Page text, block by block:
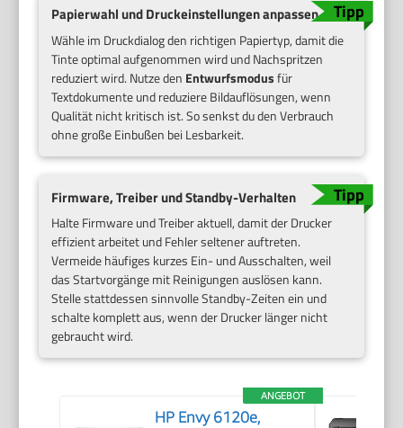
Papierwahl und Druckeinstellungen anpassen
Wähle im Druckdialog den richtigen Papiertyp, damit die
Tinte optimal aufgenommen wird und Nachspritzen
reduziert wird. Nutze den Entwurfsmodusfür
Textdokumente und reduziere Bildauflösungen, wenn
Qualität nicht kritisch ist. So senkst du den Verbrauch
ohne große Einbußen bei Lesbarkeit.
Firmware, Treiber und Standby-Verhalten
Halte Firmware und Treiber aktuell, damit der Drucker
effizient arbeitet und Fehler seltener auftreten.
Vermeide häufiges kurzes Ein- und Ausschalten, weil
das Startvorgänge mit Reinigungen auslösen kann.
Stelle stattdessen sinnvolle Standby-Zeiten ein und
schalte komplett aus, wenn der Drucker länger nicht
gebraucht wird.
ANGEBOT
HP Envy 6120e,